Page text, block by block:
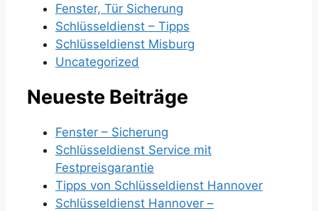
Fenster, Tür Sicherung
Schlüsseldienst – Tipps
Schlüsseldienst Misburg
Uncategorized
Neueste Beiträge
Fenster – Sicherung
Schlüsseldienst Service mit
Festpreisgarantie
Tipps von Schlüsseldienst Hannover
Schlüsseldienst Hannover –